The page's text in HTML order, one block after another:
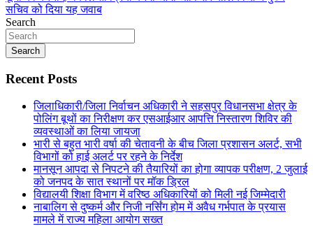
सचिव को दिया यह जवाब
Search
Search
Recent Posts
जिलाधिकारी/जिला निर्वाचन अधिकारी ने सहसपुर विधानसभा क्षेत्र के
पोलिंग बूथों का निरीक्षण कर एसआईआर आपत्ति निस्तारण शिविर की
व्यवस्थाओं का लिया जायजा
भारी से बहुत भारी वर्षा की चेतावनी के बीच जिला प्रशासन अलर्ट, सभी
विभागों को हाई अलर्ट पर रहने के निर्देश
मानसून आपदा से निपटने की तैयारियों का होगा व्यापक परीक्षण, 2 जुलाई
को जनपद के सात स्थानों पर मॉक ड्रिल
विद्यालयी शिक्षा विभाग में वरिष्ठ अधिकारियों को मिली नई जिम्मेदारी
नाबालिग से दुष्कर्म और निजी नर्सिंग होम में अवैध गर्भपात के प्रयास
मामले में राज्य महिला आयोग सख्त